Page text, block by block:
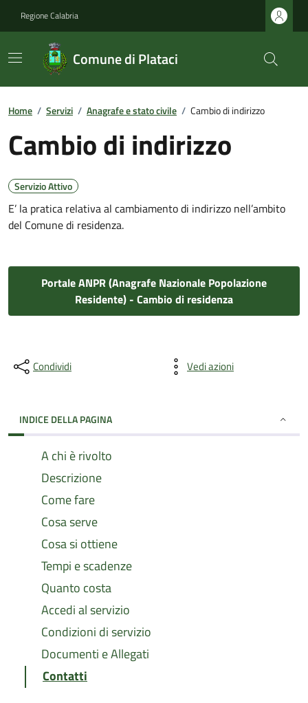
Regione Calabria
Comune di Plataci
Home / Servizi / Anagrafe e stato civile / Cambio di indirizzo
Cambio di indirizzo
Servizio Attivo
E’ la pratica relativa al cambiamento di indirizzo nell’ambito
del Comune di residenza.
Portale ANPR (Anagrafe Nazionale Popolazione
Residente) - Cambio di residenza
Condividi Vedi azioni
INDICE DELLA PAGINA
A chi è rivolto
Descrizione
Come fare
Cosa serve
Cosa si ottiene
Tempi e scadenze
Quanto costa
Accedi al servizio
Condizioni di servizio
Documenti e Allegati
Contatti